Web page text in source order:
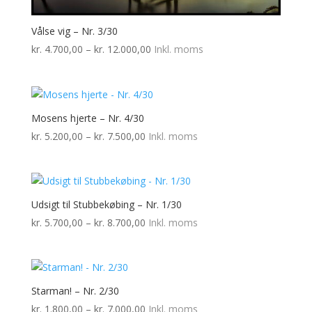
Vålse vig – Nr. 3/30
kr. 4.700,00 – kr. 12.000,00Prisinterval:
kr. 12.000,00
Inkl. moms
Mosens hjerte – Nr. 4/30
kr. 5.200,00 – kr. 7.500,00Prisinterval:
kr. 7.500,00
Inkl. moms
Udsigt til Stubbekøbing – Nr. 1/30
kr. 5.700,00 – kr. 8.700,00Prisinterval:
Inkl. moms
Starman! – Nr. 2/30
kr. 1.800,00 – kr. 7.000,00Prisinterval:
Inkl. moms